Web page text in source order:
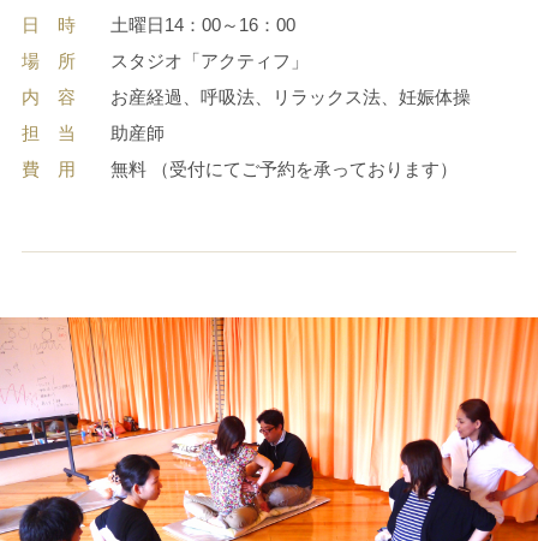
日 時
土曜日14：00～16：00
場 所
スタジオ「アクティフ」
内 容
お産経過、呼吸法、リラックス法、妊娠体操
担 当
助産師
費 用
無料 （受付にてご予約を承っております）